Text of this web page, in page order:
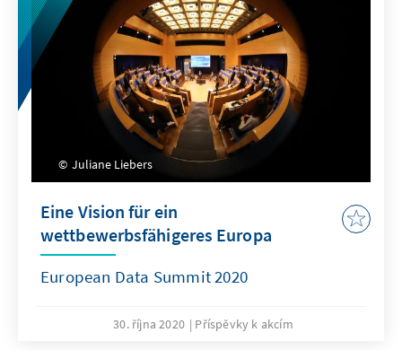
Juliane Liebers
Eine Vision für ein
wettbewerbsfähigeres Europa
European Data Summit 2020
30. října 2020 Příspěvky k akcím